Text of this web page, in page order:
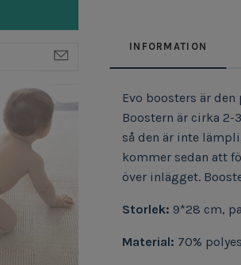
INFORMATION
Evo boosters är
Boostern är cirka
så den är inte
kommer sedan att
över inlägget.
Storlek: 9*28 cm,
Material: 70%